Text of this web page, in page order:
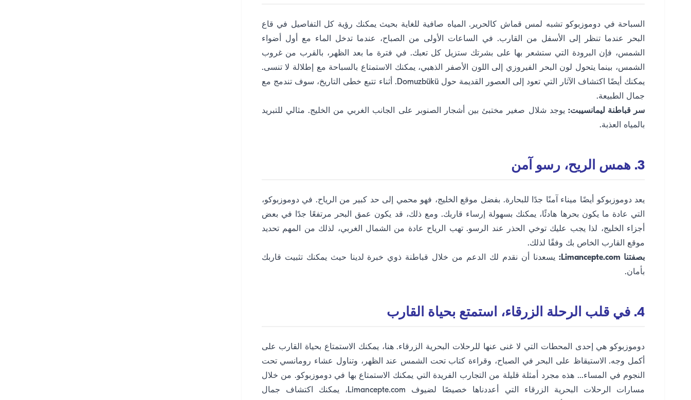
السباحة في دوموزبوكو تشبه لمس قماش كالحرير. المياه صافية للغاية بحيث يمكنك رؤية كل التفاصيل في قاع
البحر عندما تنظر إلى الأسفل من القارب. في الساعات الأولى من الصباح، عندما تدخل الماء مع أول أضواء
الشمس، فإن البرودة التي ستشعر بها على بشرتك ستزيل كل تعبك. في فترة ما بعد الظهر، بالقرب من غروب
الشمس، بينما يتحول لون البحر الفيروزي إلى اللون الأصفر الذهبي، يمكنك الاستمتاع بالسباحة مع إطلالة لا تنسى.
يمكنك أيضًا اكتشاف الآثار التي تعود إلى العصور القديمة حول Domuzbükü. أثناء تتبع خطى التاريخ، سوف تندمج مع
جمال الطبيعة.
سر قباطنة ليمانسيبت: يوجد شلال صغير مختبئ بين أشجار الصنوبر على الجانب الغربي من الخليج. مثالي للتبريد
بالمياه العذبة.
3. همس الريح، رسو آمن
يعد دوموزبوكو أيضًا ميناء آمنًا جدًا للبحارة. بفضل موقع الخليج، فهو محمي إلى حد كبير من الرياح. في دوموزبوكو،
التي عادة ما يكون بحرها هادئًا، يمكنك بسهولة إرساء قاربك. ومع ذلك، قد يكون عمق البحر مرتفعًا جدًا في بعض
أجزاء الخليج، لذا يجب عليك توخي الحذر عند الرسو. تهب الرياح عادة من الشمال الغربي، لذلك من المهم تحديد
موقع القارب الخاص بك وفقًا لذلك.
بصفتنا Limancepte.com:
يسعدنا أن نقدم لك الدعم من خلال قباطنة ذوي خبرة لدينا حيث يمكنك تثبيت قاربك
بأمان.
4. في قلب الرحلة الزرقاء، استمتع بحياة القارب
دوموزبوكو هي إحدى المحطات التي لا غنى عنها للرحلات البحرية الزرقاء. هنا، يمكنك الاستمتاع بحياة القارب على
أكمل وجه. الاستيقاظ على البحر في الصباح، وقراءة كتاب تحت الشمس عند الظهر، وتناول عشاء رومانسي تحت
النجوم في المساء... هذه مجرد أمثلة قليلة من التجارب الفريدة التي يمكنك الاستمتاع بها في دوموزبوكو. من خلال
مسارات الرحلات البحرية الزرقاء التي أعددناها خصيصًا لضيوف Limancepte.com، يمكنك اكتشاف جمال